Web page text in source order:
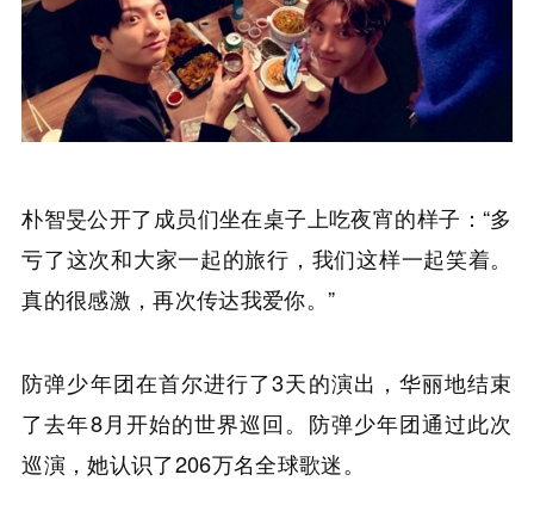
朴智旻公开了成员们坐在桌子上吃夜宵的样子：“多
亏了这次和大家一起的旅行，我们这样一起笑着。
真的很感激，再次传达我爱你。”
防弹少年团在首尔进行了3天的演出，华丽地结束
了去年8月开始的世界巡回。防弹少年团通过此次
巡演，她认识了206万名全球歌迷。